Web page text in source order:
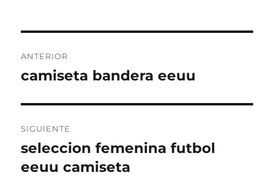
de
ANTERIOR
Entrada
camiseta bandera eeuu
SIGUIENTE
Entrada
siguiente:
seleccion femenina futbol
eeuu camiseta